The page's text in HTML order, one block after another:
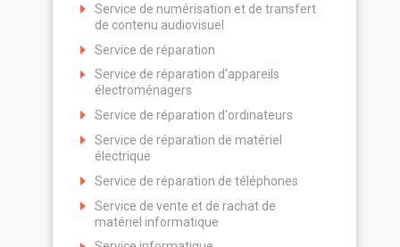
Service de numérisation et de transfert
de contenu audiovisuel
Service de réparation
Service de réparation d'appareils
électroménagers
Service de réparation d'ordinateurs
Service de réparation de matériel
électrique
Service de réparation de téléphones
Service de vente et de rachat de
matériel informatique